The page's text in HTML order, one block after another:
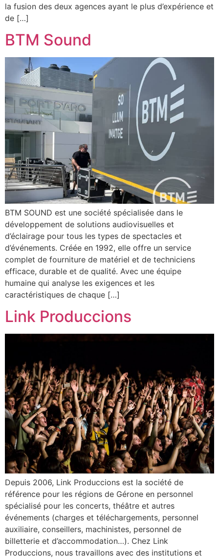
la fusion des deux agences ayant le plus d’expérience et
de […]
BTM Sound
BTM SOUND est une société spécialisée dans le
développement de solutions audiovisuelles et
d’éclairage pour tous les types de spectacles et
d’événements. Créée en 1992, elle offre un service
complet de fourniture de matériel et de techniciens
efficace, durable et de qualité. Avec une équipe
humaine qui analyse les exigences et les
caractéristiques de chaque […]
Link Produccions
Depuis 2006, Link Produccions est la société de
référence pour les régions de Gérone en personnel
spécialisé pour les concerts, théâtre et autres
événements (charges et téléchargements, personnel
auxiliaire, conseillers, machinistes, personnel de
billetterie et d’accommodation…). Chez Link
Produccions, nous travaillons avec des institutions et